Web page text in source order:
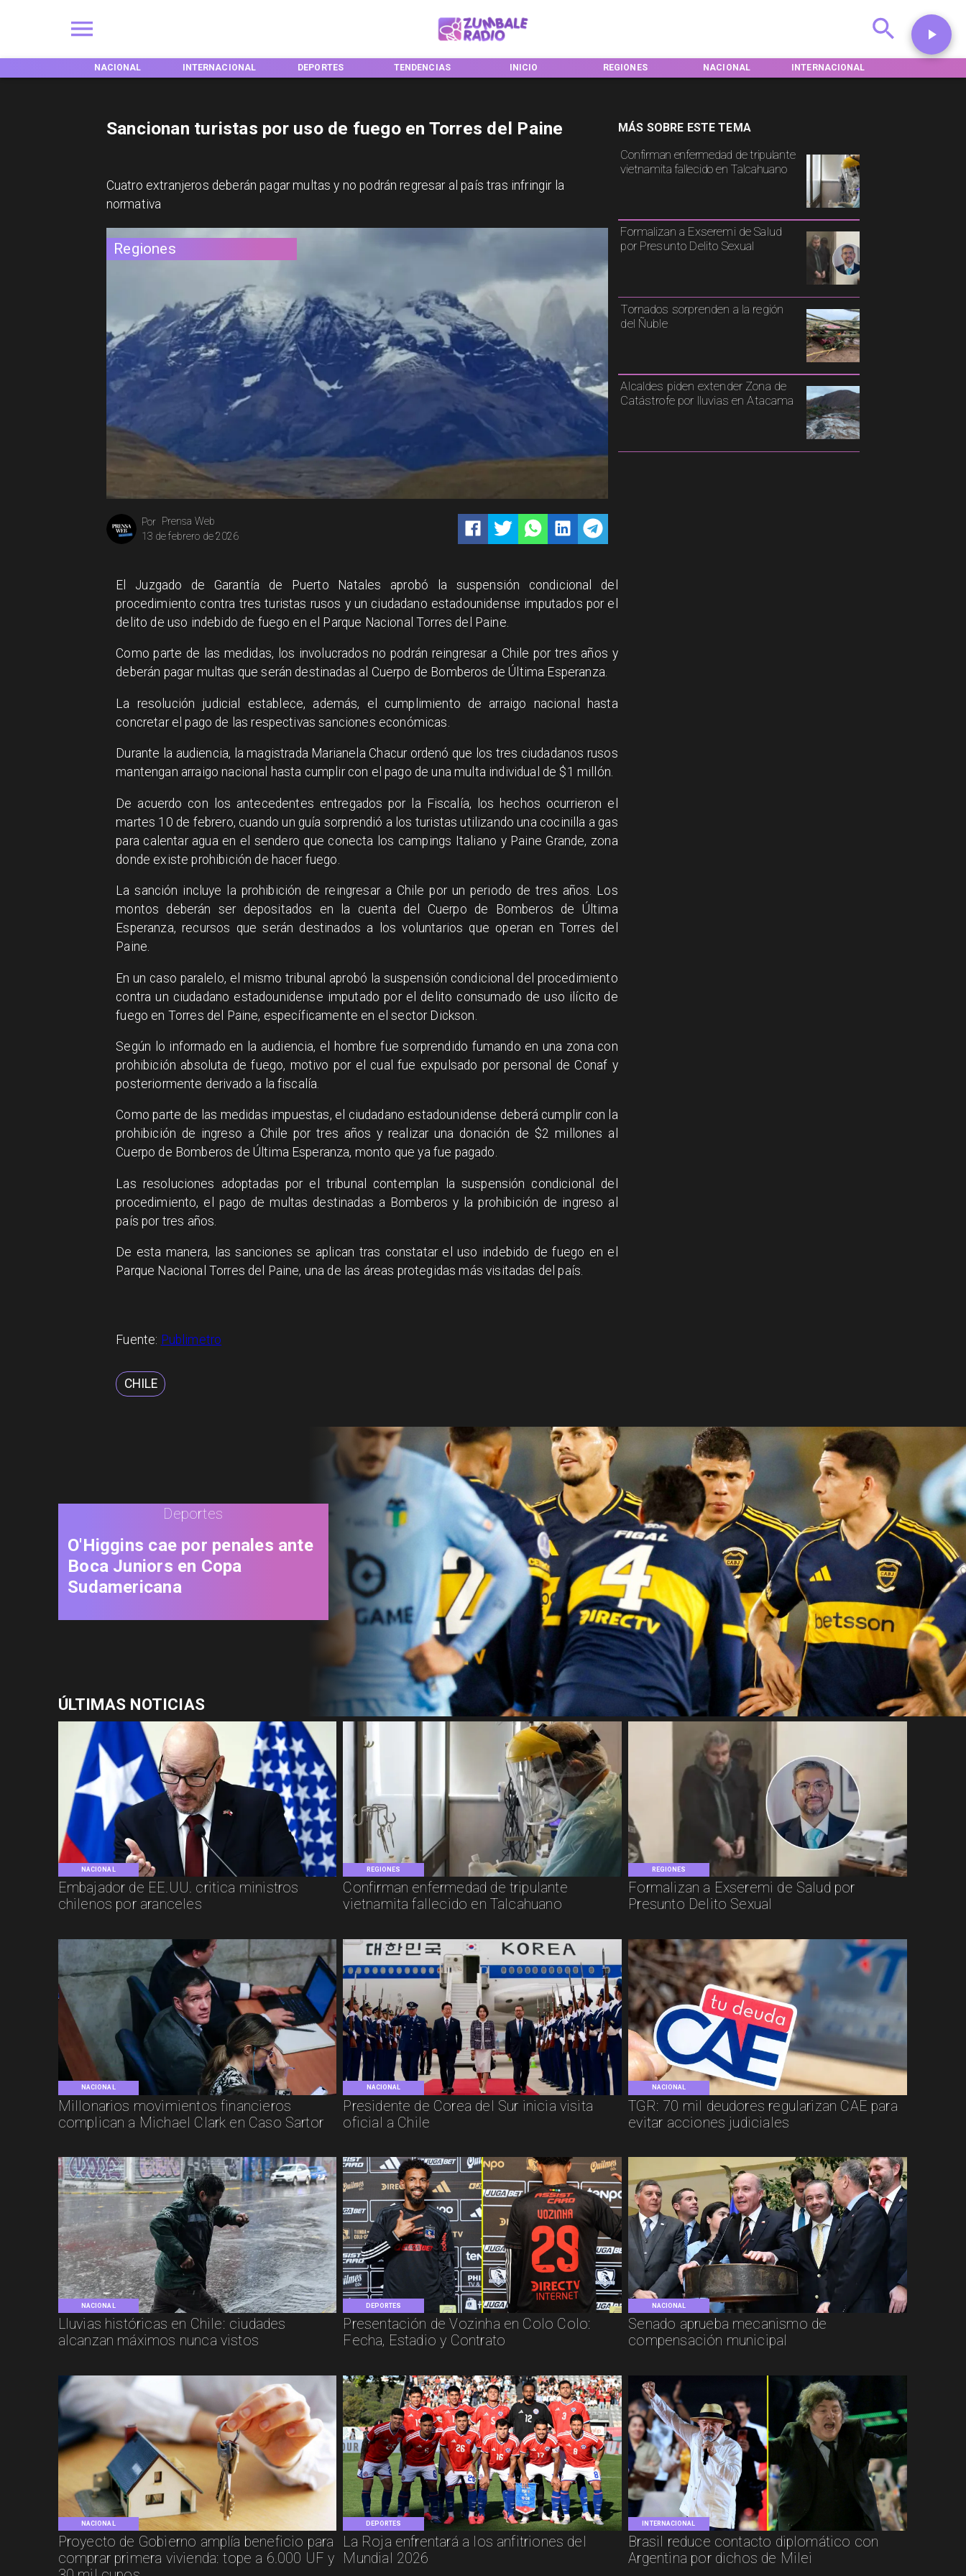
INTERNACIONAL DEPORTES TENDENCIAS INICIO REGIONES NACIONAL INTERNACIONAL DEPORTES
Regiones
Prensa Web
Por
13 de febrero de 2026
Confirman enfermedad de tripulante
vietnamita fallecido en Talcahuano
Formalizan a Exseremi de Salud
por Presunto Delito Sexual
Tornados sorprenden a la región
del Ñuble
Alcaldes piden extender Zona de
Catástrofe por lluvias en Atacama
MÁS SOBRE ESTE TEMA
Sancionan turistas por uso de fuego en Torres del Paine
Cuatro extranjeros deberán pagar multas y no podrán regresar al país tras infringir la
normativa
El Juzgado de Garantía de Puerto Natales aprobó la suspensión condicional del
procedimiento contra tres turistas rusos y un ciudadano estadounidense imputados por el
delito de uso indebido de fuego en el Parque Nacional Torres del Paine.
Como parte de las medidas, los involucrados no podrán reingresar a Chile por tres años y
deberán pagar multas que serán destinadas al Cuerpo de Bomberos de Última Esperanza.
La resolución judicial establece, además, el cumplimiento de arraigo nacional hasta
concretar el pago de las respectivas sanciones económicas.
Durante la audiencia, la magistrada Marianela Chacur ordenó que los tres ciudadanos rusos
mantengan arraigo nacional hasta cumplir con el pago de una multa individual de $1 millón.
De acuerdo con los antecedentes entregados por la Fiscalía, los hechos ocurrieron el
martes 10 de febrero, cuando un guía sorprendió a los turistas utilizando una cocinilla a gas
para calentar agua en el sendero que conecta los campings Italiano y Paine Grande, zona
donde existe prohibición de hacer fuego.
La sanción incluye la prohibición de reingresar a Chile por un periodo de tres años. Los
montos deberán ser depositados en la cuenta del Cuerpo de Bomberos de Última
Esperanza, recursos que serán destinados a los voluntarios que operan en Torres del
Paine.
En un caso paralelo, el mismo tribunal aprobó la suspensión condicional del procedimiento
contra un ciudadano estadounidense imputado por el delito consumado de uso ilícito de
fuego en Torres del Paine, específicamente en el sector Dickson.
Según lo informado en la audiencia, el hombre fue sorprendido fumando en una zona con
prohibición absoluta de fuego, motivo por el cual fue expulsado por personal de Conaf y
posteriormente derivado a la fiscalía.
Como parte de las medidas impuestas, el ciudadano estadounidense deberá cumplir con la
prohibición de ingreso a Chile por tres años y realizar una donación de $2 millones al
Cuerpo de Bomberos de Última Esperanza, monto que ya fue pagado.
Las resoluciones adoptadas por el tribunal contemplan la suspensión condicional del
procedimiento, el pago de multas destinadas a Bomberos y la prohibición de ingreso al
país por tres años.
De esta manera, las sanciones se aplican tras constatar el uso indebido de fuego en el
Parque Nacional Torres del Paine, una de las áreas protegidas más visitadas del país.
Fuente: Publimetro
CHILE
NACIONAL
Embajador de EE.UU. critica ministros
chilenos por aranceles
REGIONES
Confirman enfermedad de tripulante
vietnamita fallecido en Talcahuano
REGIONES
Formalizan a Exseremi de Salud por
Presunto Delito Sexual
NACIONAL
Millonarios movimientos financieros
complican a Michael Clark en Caso Sartor
NACIONAL
Presidente de Corea del Sur inicia visita
oficial a Chile
NACIONAL
TGR: 70 mil deudores regularizan CAE para
evitar acciones judiciales
NACIONAL
Lluvias históricas en Chile: ciudades
alcanzan máximos nunca vistos
DEPORTES
Presentación de Vozinha en Colo Colo:
Fecha, Estadio y Contrato
NACIONAL
Senado aprueba mecanismo de
compensación municipal
NACIONAL
Proyecto de Gobierno amplía beneficio para
comprar primera vivienda: tope a 6.000 UF y
DEPORTES
La Roja enfrentará a los anfitriones del
Mundial 2026
INTERNACIONAL
Brasil reduce contacto diplomático con
Argentina por dichos de Milei
Deportes
O'Higgins cae por penales ante
Boca Juniors en Copa
Sudamericana
ÚLTIMAS NOTICIAS